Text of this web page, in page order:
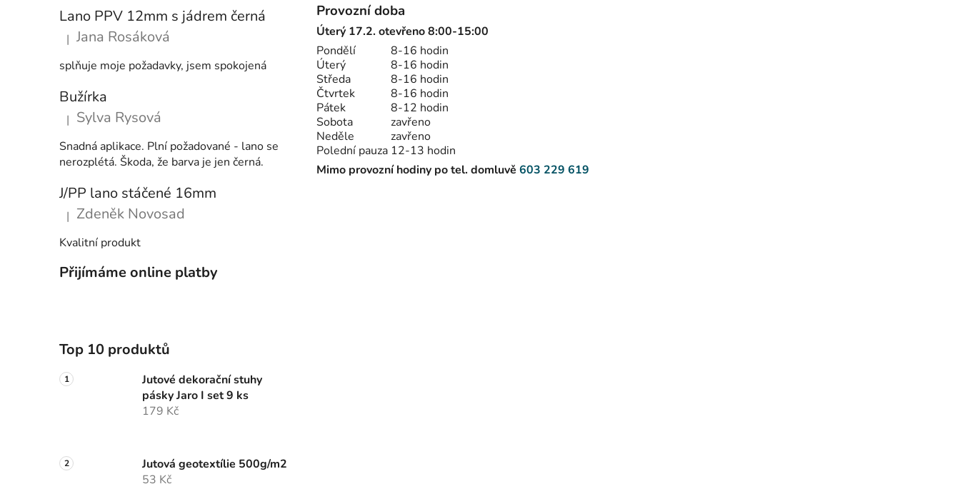
Lano PPV 12mm s jádrem černá
Hodnocení produktu je 5 z 5 hvězdiček.
| Jana Rosáková
splňuje moje požadavky, jsem spokojená
Bužírka
Hodnocení produktu je 5 z 5 hvězdiček.
| Sylva Rysová
Snadná aplikace. Plní požadované - lano se
nerozplétá. Škoda, že barva je jen černá.
J/PP lano stáčené 16mm
Hodnocení produktu je 5 z 5 hvězdiček.
| Zdeněk Novosad
Kvalitní produkt
Přijímáme online platby
Top 10 produktů
Jutové dekorační stuhy
pásky Jaro I set 9 ks
179 Kč
Jutová geotextílie 500g/m2
53 Kč
Provozní doba
Úterý 17.2. otevřeno 8:00-15:00
Pondělí
8-16 hodin
Úterý
8-16 hodin
Středa
8-16 hodin
Čtvrtek
8-16 hodin
Pátek
8-12 hodin
Sobota
zavřeno
Neděle
zavřeno
Polední pauza 12-13 hodin
Mimo provozní hodiny po tel. domluvě 603 229 619